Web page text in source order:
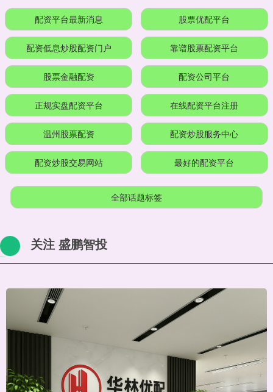
配资平台最新消息 股票优配平台
配资低息炒股配资门户 靠谱股票配资平台
股票金融配资 配资公司平台
正规实盘配资平台 在线配资平台注册
温州股票配资 配资炒股服务中心
配资炒股交易网站 最好的配资平台
全部话题标签
关注 盛鹏智投